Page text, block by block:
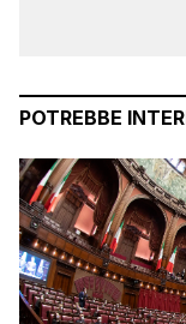
POTREBBE